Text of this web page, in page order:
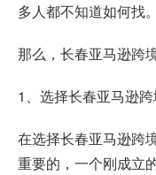
多人都不知道如何找。
那么，长春亚马逊跨
1、选择长春亚马逊
在选择长春亚马逊跨
重要的，一个刚成立